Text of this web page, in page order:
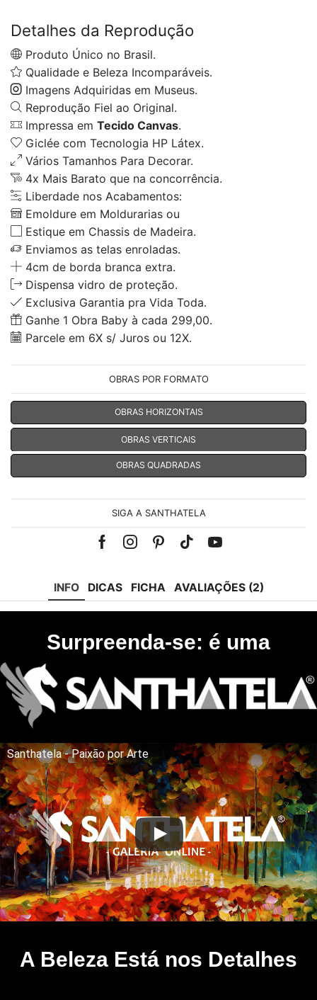
Detalhes da Reprodução
Produto Único no Brasil.
Qualidade e Beleza Incomparáveis.
Imagens Adquiridas em Museus.
Reprodução Fiel ao Original.
Impressa em Tecido Canvas.
Giclée com Tecnologia HP Látex.
Vários Tamanhos Para Decorar.
4x Mais Barato que na concorrência.
Liberdade nos Acabamentos:
Emoldure em Moldurarias ou
Estique em Chassis de Madeira.
Enviamos as telas enroladas.
4cm de borda branca extra.
Dispensa vidro de proteção.
Exclusiva Garantia pra Vida Toda.
Ganhe 1 Obra Baby à cada 299,00.
Parcele em 6X s/ Juros ou 12X.
OBRAS POR FORMATO
OBRAS HORIZONTAIS
OBRAS VERTICAIS
OBRAS QUADRADAS
SIGA A SANTHATELA
FacebookInstagramPinterest
Tik-Youtube
INFO DICAS FICHA AVALIAÇÕES (2)
Surpreenda-se: é uma
Santhatela - Paixão por Arte
A Beleza Está nos Detalhes